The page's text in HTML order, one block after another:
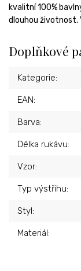
kvalitní 100%
dlouhou životnost.
Doplňkové
Kategorie:
EAN:
Barva:
Délka rukávu:
Vzor:
Typ výstřihu:
Styl:
Materiál: